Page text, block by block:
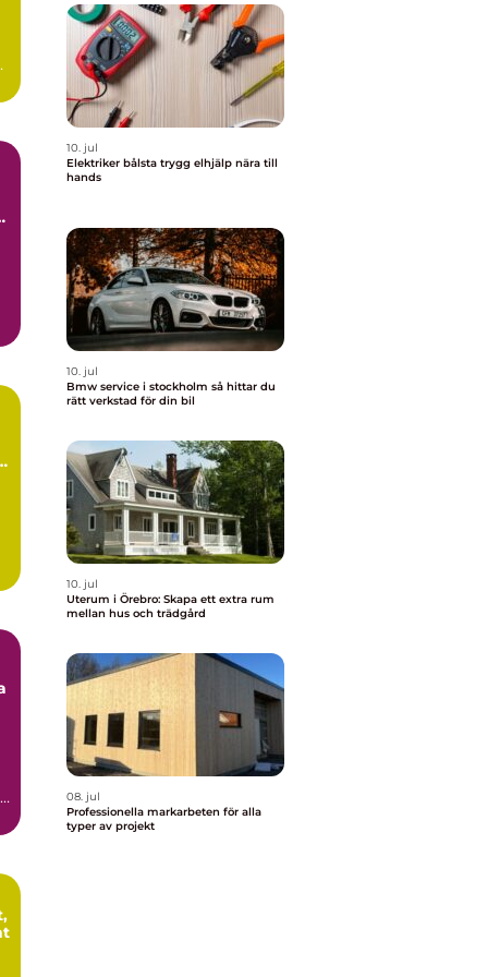
10. jul
Elektriker bålsta trygg elhjälp nära till
hands
10. jul
Bmw service i stockholm så hittar du
rätt verkstad för din bil
10. jul
Uterum i Örebro: Skapa ett extra rum
mellan hus och trädgård
08. jul
Professionella markarbeten för alla
typer av projekt